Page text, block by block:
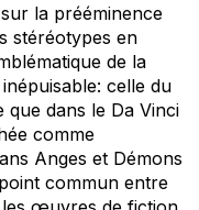
la prééminence
stéréotypes en
de la
celle du
que dans le Da Vinci
comme
Anges et Démons
commun entre